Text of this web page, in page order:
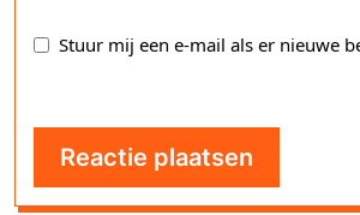
Stuur mij een e-mail als er nieuwe